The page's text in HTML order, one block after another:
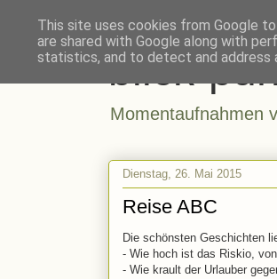
blick-
Momentaufnahmen
Dienstag, 26. Mai 2015
Reise ABC
Die schönsten Geschichten
- Wie hoch ist das Riskio,
- Wie krault der Urlauber
This site uses cookies from Google
are shared with Google along with
statistics, and to detect and address